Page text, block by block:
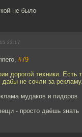
не было
23:17
#79
дорогой техники.
не сочли за рекламу.
мудаков и пидоров
- просто даёшь знать